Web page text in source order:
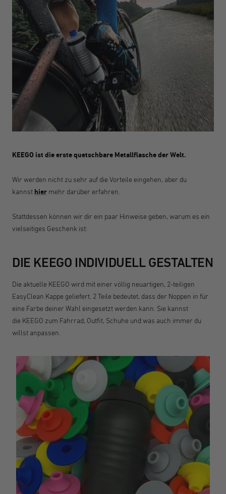
KEEGO ist die erste quetschbare Metallflasche der Welt.
Wir werden nicht zu sehr auf die Vorteile eingehen, aber du
kannst hier mehr darüber erfahren.
Stattdessen können wir dir ein paar Hinweise geben, warum es ein
vielseitiges Geschenk ist:
DIE KEEGO INDIVIDUELL GESTALTEN
Die aktuelle KEEGO wird mit einer völlig neuartigen, 2-teiligen
EasyClean Kappe geliefert. 2 Teile bedeutet, dass der Noppen in für
eine Farbe deiner Wahl eingesetzt werden kann. Sie kannst
die KEEGO zum Fahrrad, Outfit, Schuhe und was auch immer du
willst anpassen.